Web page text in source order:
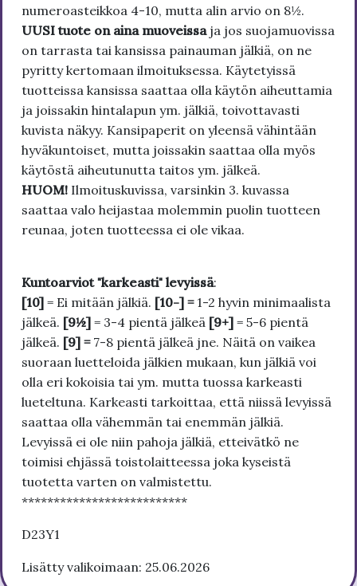
numeroasteikkoa 4-10, mutta alin arvio on 8½.
UUSI tuote on aina muoveissa ja jos suojamuovissa
on tarrasta tai kansissa painauman jälkiä, on ne
pyritty kertomaan ilmoituksessa. Käytetyissä
tuotteissa kansissa saattaa olla käytön aiheuttamia
ja joissakin hintalapun ym. jälkiä, toivottavasti
kuvista näkyy. Kansipaperit on yleensä vähintään
hyväkuntoiset, mutta joissakin saattaa olla myös
käytöstä aiheutunutta taitos ym. jälkeä.
HUOM! Ilmoituskuvissa, varsinkin 3. kuvassa
saattaa valo heijastaa molemmin puolin tuotteen
reunaa, joten tuotteessa ei ole vikaa.
Kuntoarviot "karkeasti" levyissä:
[10] = Ei mitään jälkiä. [10-] = 1-2 hyvin minimaalista
jälkeä. [9½] = 3-4 pientä jälkeä [9+] = 5-6 pientä
jälkeä. [9] = 7-8 pientä jälkeä jne. Näitä on vaikea
suoraan luetteloida jälkien mukaan, kun jälkiä voi
olla eri kokoisia tai ym. mutta tuossa karkeasti
lueteltuna. Karkeasti tarkoittaa, että niissä levyissä
saattaa olla vähemmän tai enemmän jälkiä.
Levyissä ei ole niin pahoja jälkiä, etteivätkö ne
toimisi ehjässä toistolaitteessa joka kyseistä
tuotetta varten on valmistettu.
**************************
D23Y1
Lisätty valikoimaan: 25.06.2026